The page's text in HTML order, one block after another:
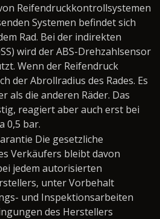
Reifendruckkontrollsystemen
Systemen befindet sich
Rad. Bei der indirekten
wird der ABS-Drehzahlsensor
Wenn der Reifendruck
der Abrollradius des Rades. Es
als die anderen Räder. Das
reagiert aber auch erst bei
0,5 bar.
Die gesetzliche
Verkäufers bleibt davon
jedem autorisierten
unter Vorbehalt
und Inspektionsarbeiten
des Herstellers